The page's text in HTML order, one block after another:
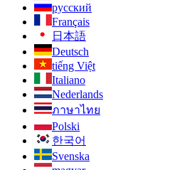
русский
Français
日本語
Deutsch
tiếng Việt
Italiano
Nederlands
ภาษาไทย
Polski
한국어
Svenska